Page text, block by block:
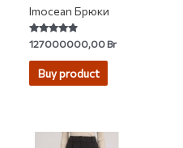
Imocean Брюки
Rated
4.62
out of 5
127000000,00Br
Buy product